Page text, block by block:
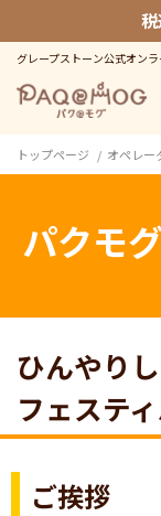
グレープストーン公式オン
トップページ オペレー
パクモ
ひんやり
フェステ
ご挨拶